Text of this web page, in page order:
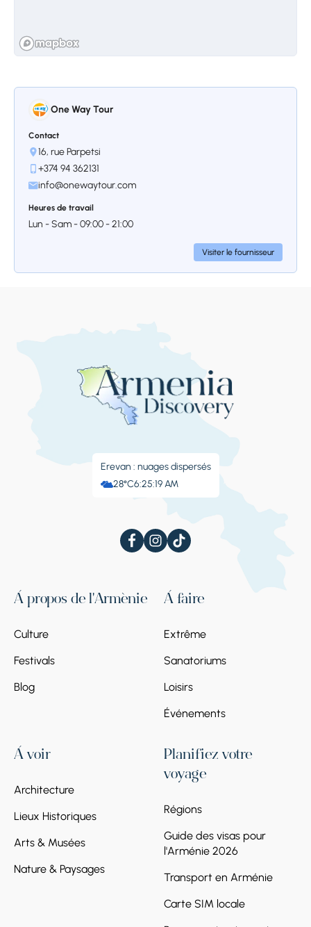
Jour 4
Arrêt 1.
Jour 5
Arrivée - Tour de ville
d’Erevan, Musée d’Histoire,
Journée libre
Arrêt 1. Harichavank, visite de
la ville de Gyumri, Forteresse
Arrêt 1.
Haghpat, Sanahin,
grotte Mendz Er
Лори,
One Way Tour
Contact
16, rue Parpetsi
+374 94 362131
info@onewaytour.com
Heures de travail
Lun - Sam - 09:00 - 21:00
Visiter le fournisseur
Erevan : nuages ​​dispersés
28°C6:25:20 AM
À propos de l'Arménie
Culture
Festivals
Blog
À faire
Extrême
Sanatoriums
Loisirs
Événements
À voir
Architecture
Lieux Historiques
Arts & Musées
Nature & Paysages
Planifiez votre
voyage
Régions
Guide des visas pour
l'Arménie 2026
Transport en Arménie
Carte SIM locale